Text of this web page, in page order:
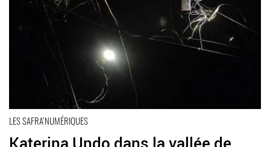
LES SAFRA’NUMÉRIQUES